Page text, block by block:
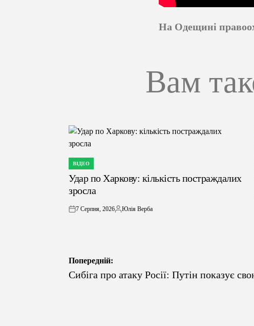
На Одещині
Вам
ОПУБЛІКУВАТИ
У
ВІДЕО
Удар по Харкову: кількість постраждалих
зросла
on
7 Серпня, 2026
Опубліковано
Юлія Верба
Навігація
записів
Попередній:
Сибіга про атаку Росії: Путін показує